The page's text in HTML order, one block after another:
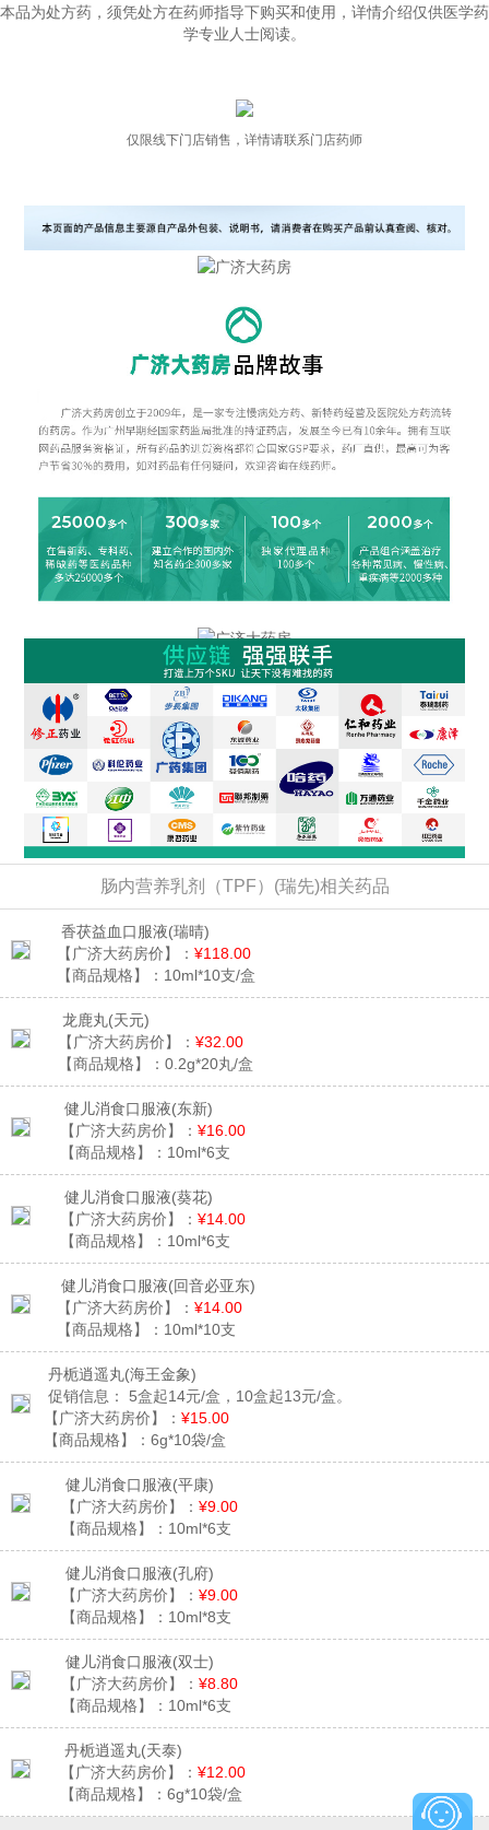
本品为处方药，须凭处方在药师指导下购买和使用，详情介绍仅供医学药
学专业人士阅读。
仅限线下门店销售，详情请联系门店药师
肠内营养乳剂（TPF）(瑞先)相关药品
香茯益血口服液(瑞晴)
【广济大药房价】： ¥118.00
【商品规格】： 10ml*10支/盒
龙鹿丸(天元)
【广济大药房价】： ¥32.00
【商品规格】： 0.2g*20丸/盒
健儿消食口服液(东新)
【广济大药房价】： ¥16.00
【商品规格】： 10ml*6支
健儿消食口服液(葵花)
【广济大药房价】： ¥14.00
【商品规格】： 10ml*6支
健儿消食口服液(回音必亚东)
【广济大药房价】： ¥14.00
【商品规格】： 10ml*10支
丹栀逍遥丸(海王金象)
促销信息：
5盒起14元/盒，10盒起13元/盒。
【广济大药房价】： ¥15.00
【商品规格】： 6g*10袋/盒
健儿消食口服液(平康)
【广济大药房价】： ¥9.00
【商品规格】： 10ml*6支
健儿消食口服液(孔府)
【广济大药房价】： ¥9.00
【商品规格】： 10ml*8支
健儿消食口服液(双士)
【广济大药房价】： ¥8.80
【商品规格】： 10ml*6支
丹栀逍遥丸(天泰)
【广济大药房价】： ¥12.00
【商品规格】： 6g*10袋/盒